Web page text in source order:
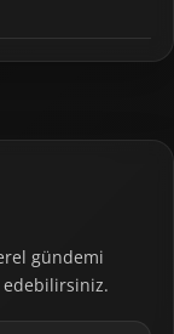
gündemi
edebilirsiniz.